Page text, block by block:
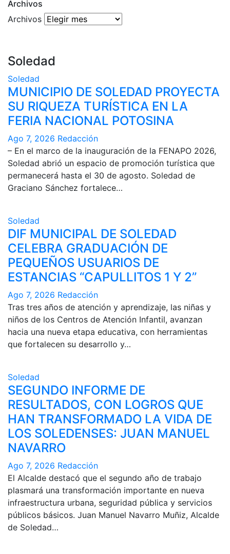
Archivos
Archivos
Soledad
Soledad
MUNICIPIO DE SOLEDAD PROYECTA
SU RIQUEZA TURÍSTICA EN LA
FERIA NACIONAL POTOSINA
Ago 7, 2026 Redacción
– En el marco de la inauguración de la FENAPO 2026,
Soledad abrió un espacio de promoción turística que
permanecerá hasta el 30 de agosto. Soledad de
Graciano Sánchez fortalece…
Soledad
DIF MUNICIPAL DE SOLEDAD
CELEBRA GRADUACIÓN DE
PEQUEÑOS USUARIOS DE
ESTANCIAS “CAPULLITOS 1 Y 2”
Ago 7, 2026 Redacción
Tras tres años de atención y aprendizaje, las niñas y
niños de los Centros de Atención Infantil, avanzan
hacia una nueva etapa educativa, con herramientas
que fortalecen su desarrollo y…
Soledad
SEGUNDO INFORME DE
RESULTADOS, CON LOGROS QUE
HAN TRANSFORMADO LA VIDA DE
LOS SOLEDENSES: JUAN MANUEL
NAVARRO
Ago 7, 2026 Redacción
El Alcalde destacó que el segundo año de trabajo
plasmará una transformación importante en nueva
infraestructura urbana, seguridad pública y servicios
públicos básicos. Juan Manuel Navarro Muñiz, Alcalde
de Soledad…